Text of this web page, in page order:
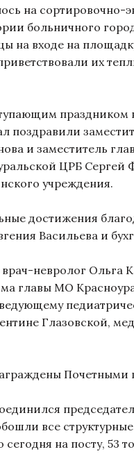
на сортировочно-
больничного
на входе на
их
праздником
поздравили
и заместитель
ЦРБ Сергей
учреждения.
достижения
Васильева и
невролог Ольга
главы МО
Глазовской,
Почетными
все
на посту, 53